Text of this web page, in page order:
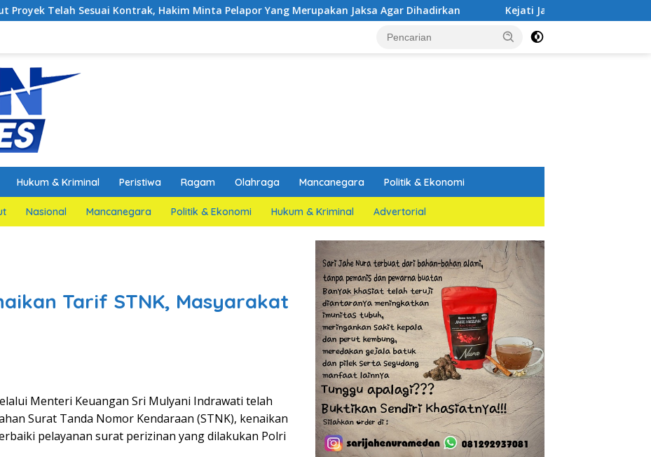
Hakim Minta Pelapor Yang Merupakan Jaksa Agar Dihadirkan Kejati Jatim dan PGN Bangun Sinergi Strategis
Hukum & Kriminal Peristiwa Ragam Olahraga Mancanegara Politik & Ekonomi
Nasional Mancanegara Politik & Ekonomi Hukum & Kriminal Advertorial
Tarif STNK, Masyarakat
Menteri Keuangan Sri Mulyani Indrawati telah
Surat Tanda Nomor Kendaraan (STNK), kenaikan
pelayanan surat perizinan yang dilakukan Polri